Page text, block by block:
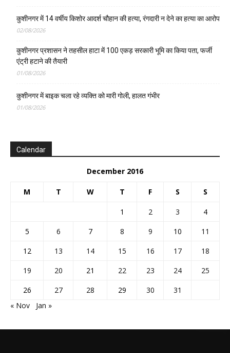
कुशीनगर में 14 वर्षीय किशोर आदर्श चौहान की हत्या, रंगदारी न देने का हत्या का आरोप
02/08/2026
कुशीनगर प्रशासन ने तहसील हाटा में 100 एकड़ सरकारी भूमि का किया पता, फर्जी
एंट्री हटाने की तैयारी
01/08/2026
कुशीनगर में बाइक चला रहे व्यक्ति को मारी गोली, हालत गंभीर
01/08/2026
Calendar
December 2016
M T W T F S S
1 2 3
4
5
6 7 8 9 10
11
12
13 14 15 16 17
18
19
20 21 22 23 24
25
26
27 28 29 30
31
« Nov
Jan »